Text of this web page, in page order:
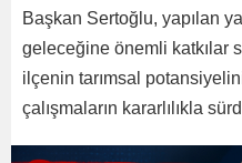
Başkan Sertoğlu, yapılan
geleceğine önemli katkılar
ilçenin tarımsal
çalışmaların kararlılıkla